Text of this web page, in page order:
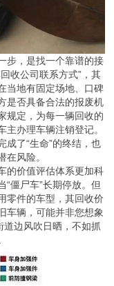
步，是找一个靠谱的接
收公司联系方式”，其
当地有固定场地、口碑
是否具备合法的报废机
规定，为每一辆回收的
办理车辆注销登记。
成了“生命”的终结，也
在风险。
的价值评估体系更加科
“僵尸车”长期停放。但
零件的车型，其回收价
车辆，可能并非您想象
道边风吹日晒，不如抓